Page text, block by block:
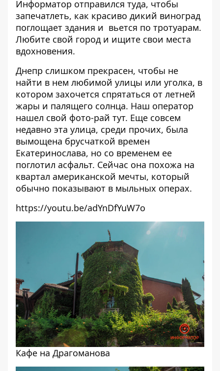
Информатор отправился туда, чтобы
запечатлеть, как красиво дикий виноград
поглощает здания и вьется по тротуарам.
Любите свой город и ищите свои места
вдохновения.
Днепр слишком прекрасен, чтобы не
найти в нем любимой улицы или уголка, в
котором захочется спрятаться от летней
жары и палящего солнца. Наш оператор
нашел свой фото-рай тут. Еще совсем
недавно эта улица, среди прочих, была
вымощена брусчаткой времен
Екатеринослава, но со временем ее
поглотил асфальт. Сейчас она похожа на
квартал американской мечты, который
обычно показывают в мыльных операх.
https://youtu.be/adYnDfYuW7o
Кафе на Драгоманова